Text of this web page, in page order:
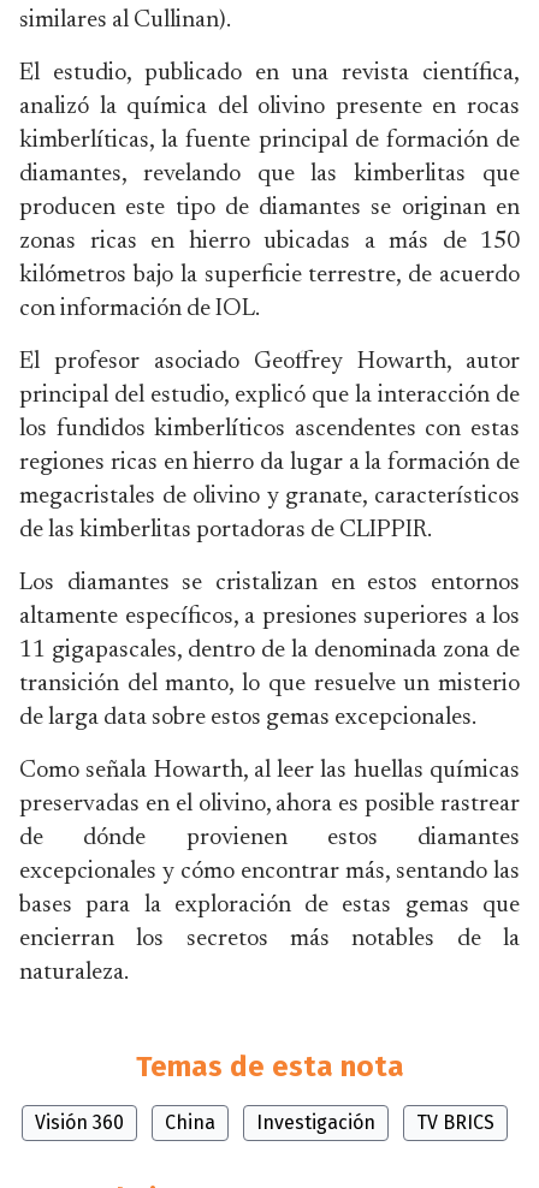
similares al Cullinan).
El estudio, publicado en una revista científica,
analizó la química del olivino presente en rocas
kimberlíticas, la fuente principal de formación de
diamantes, revelando que las kimberlitas que
producen este tipo de diamantes se originan en
zonas ricas en hierro ubicadas a más de 150
kilómetros bajo la superficie terrestre, de acuerdo
con información de IOL.
El profesor asociado Geoffrey Howarth, autor
principal del estudio, explicó que la interacción de
los fundidos kimberlíticos ascendentes con estas
regiones ricas en hierro da lugar a la formación de
megacristales de olivino y granate, característicos
de las kimberlitas portadoras de CLIPPIR.
Los diamantes se cristalizan en estos entornos
altamente específicos, a presiones superiores a los
11 gigapascales, dentro de la denominada zona de
transición del manto, lo que resuelve un misterio
de larga data sobre estos gemas excepcionales.
Como señala Howarth, al leer las huellas químicas
preservadas en el olivino, ahora es posible rastrear
de dónde provienen estos diamantes
excepcionales y cómo encontrar más, sentando las
bases para la exploración de estas gemas que
encierran los secretos más notables de la
naturaleza.
Temas de esta nota
Visión 360 China Investigación TV BRICS